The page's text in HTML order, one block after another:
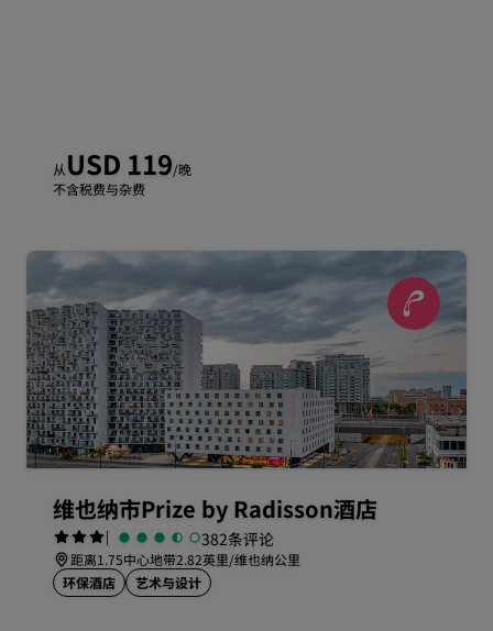
从 USD 119/晚
不含税费与杂费
维也纳市Prize by Radisson酒店
| 382条评论
距离1.75中心地带2.82英里/维也纳公里
环保酒店
艺术与设计